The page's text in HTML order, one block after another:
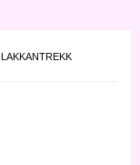
LAKKANTREKK